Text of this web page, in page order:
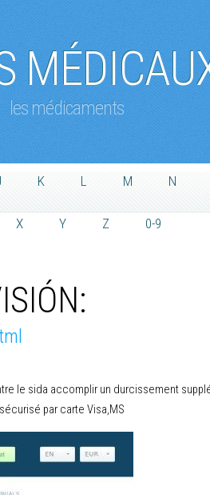
les médicaments
K L M N
X Y Z 0-9
le sida accomplir un durcissement
par carte Visa,MS